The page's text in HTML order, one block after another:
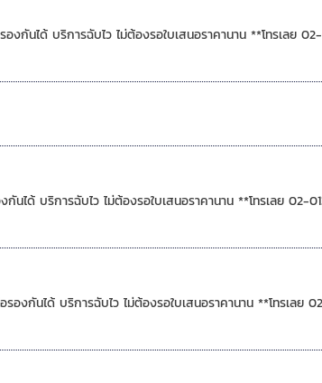
นได้ บริการฉับไว ไม่ต้องรอใบเสนอราคานาน **โทรเลย
ด้ บริการฉับไว ไม่ต้องรอใบเสนอราคานาน **โทรเลย 02-
กันได้ บริการฉับไว ไม่ต้องรอใบเสนอราคานาน **โทรเลย